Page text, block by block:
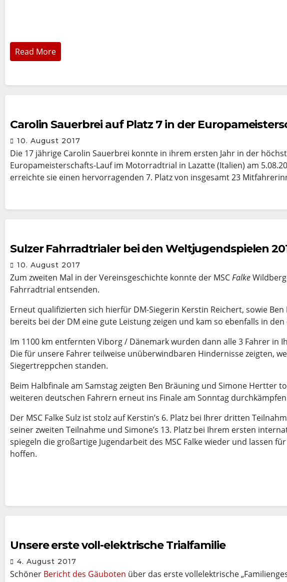
Read More
Carolin Sauerbrei auf Platz 7 in der
10. August 2017
Die 17 jährige Carolin Sauerbrei konnte in ihrem ersten Jahr in der
Europameisterschafts-Lauf im Motorradtrial in Lazatte (Italien) am
erreichte sie einen hervorragenden 7. Platz von insgesamt 23
Sulzer Fahrradtrialer bei den Weltjugendspielen
10. August 2017
Zum zweiten Mal in der Vereinsgeschichte konnte der MSCFalke
Fahrradtrial entsenden.
Erneut qualifizierten sich hierfür DM-Siegerin Kerstin Reichert, sowie
bereits bei der DM eine gute Leistung zeigen und kam so ebenfalls in
Im 1100 km entfernten Viborg / Dänemark wurden dann alle 3 Fahrer in
Die für unsere Fahrer teilweise unüberwindbaren Hindernisse zeigten,
Siegertreppchen standen.
Beim Halbfinale am Samstag zeigten Ben Bräuning und Simone Hertter
weiteren deutschen Fahrern erneut ins Finale am Sonntag
Der MSC Falke Sulz ist stolz auf Kerstin’s 6. Platz bei Ihrer dritten
seiner zweiten Teilnahme und Simone’s 13. Platz bei Ihrem ersten
spiegeln die großartige Jugendarbeit des MSC Falke wieder und lassen
hoffen.
Unsere erste voll-elektrische Trialfamilie
4. August 2017
Schöner Bericht des Gäuboten über das erste vollelektrische